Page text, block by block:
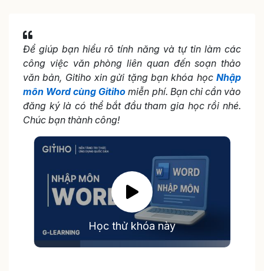
Để giúp bạn hiểu rõ tính năng và tự tin làm các
công việc văn phòng liên quan đến soạn thảo
văn bản, Gitiho xin gửi tặng bạn khóa học Nhập
môn Word cùng Gitiho miễn phí. Bạn chỉ cần vào
đăng ký là có thể bắt đầu tham gia học rồi nhé.
Chúc bạn thành công!
Học thử khóa này